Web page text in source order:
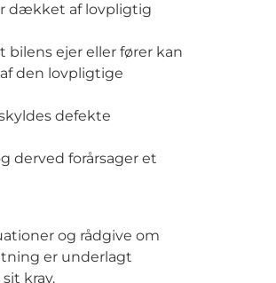
dækket af lovpligtig
ejer eller fører kan
den lovpligtige
defekte
derved forårsager et
og rådgive om
er underlagt
krav.